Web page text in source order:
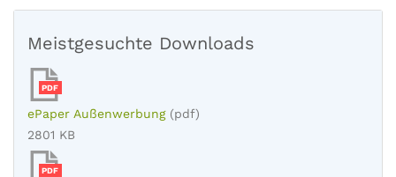
Meistgesuchte Downloads
PDF
ePaper Außenwerbung (pdf)
2801 KB
PDF